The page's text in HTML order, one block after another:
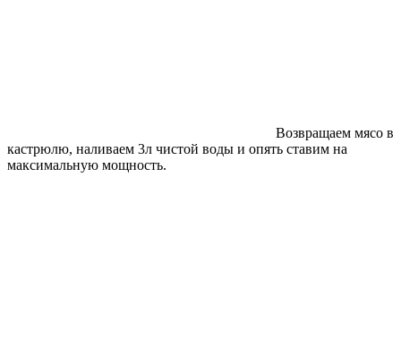
Возвращаем мясо в
кастрюлю, наливаем 3л чистой воды и опять ставим на
максимальную мощность.